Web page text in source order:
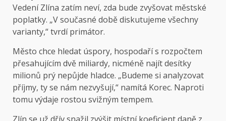
Vedení Zlína zatím neví, zda bude zvyšovat městské
poplatky. „V současné době diskutujeme všechny
varianty,“ tvrdí primátor.
Město chce hledat úspory, hospodaří s rozpočtem
přesahujícím dvě miliardy, nicméně najít desítky
milionů prý nepůjde hladce. „Budeme si analyzovat
příjmy, ty se nám nezvyšují,“ namítá Korec. Naproti
tomu výdaje rostou svižným tempem.